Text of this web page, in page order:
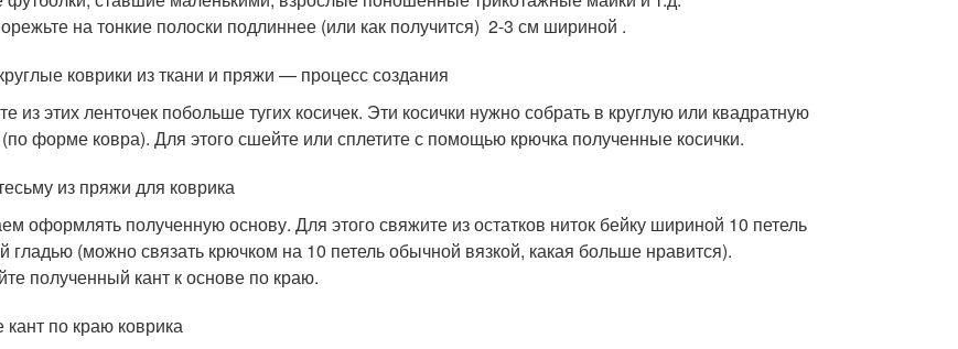
на тонкие полоски подлиннее (или как получится) 2-3 см шириной .
коврики из ткани и пряжи — процесс создания
из этих ленточек побольше тугих косичек. Эти косички нужно собрать в круглую или квадратную
форме ковра). Для этого сшейте или сплетите с помощью крючка полученные косички.
из пряжи для коврика
оформлять полученную основу. Для этого свяжите из остатков ниток бейку шириной 10 петель
гладью (можно связать крючком на 10 петель обычной вязкой, какая больше нравится).
полученный кант к основе по краю.
по краю коврика